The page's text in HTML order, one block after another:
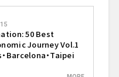
50 Best
Journey Vol.1
・Barcelona・Taipei